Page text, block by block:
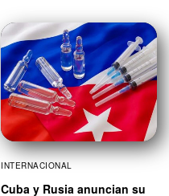
INTERNACIONAL
Cuba y Rusia anuncian su